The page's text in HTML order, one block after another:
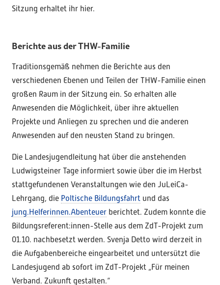
Sitzung erhaltet ihr hier.
Berichte aus der THW-Familie
Traditionsgemäß nehmen die Berichte aus den
verschiedenen Ebenen und Teilen der THW-Familie einen
großen Raum in der Sitzung ein. So erhalten alle
Anwesenden die Möglichkeit, über ihre aktuellen
Projekte und Anliegen zu sprechen und die anderen
Anwesenden auf den neusten Stand zu bringen.
Die Landesjugendleitung hat über die anstehenden
Ludwigsteiner Tage informiert sowie über die im Herbst
stattgefundenen Veranstaltungen wie den JuLeiCa-
Lehrgang, die Poltische Bildungsfahrt und das
jung.Helferinnen.Abenteuer berichtet. Zudem konnte die
Bildungsreferent:innen-Stelle aus dem ZdT-Projekt zum
01.10. nachbesetzt werden. Svenja Detto wird derzeit in
die Aufgabenbereiche eingearbeitet und untersützt die
Landesjugend ab sofort im ZdT-Projekt „Für meinen
Verband. Zukunft gestalten.“